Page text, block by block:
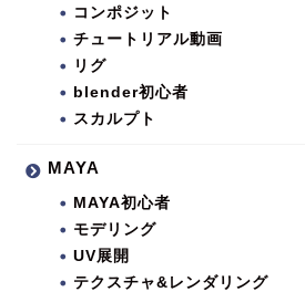
コンポジット
チュートリアル動画
リグ
blender初心者
スカルプト
MAYA
MAYA初心者
モデリング
UV展開
テクスチャ&レンダリング